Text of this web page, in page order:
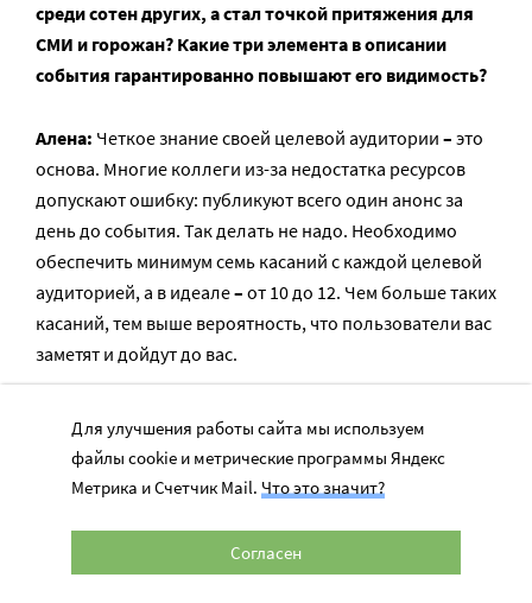
среди сотен других, а стал точкой притяжения для
СМИ и горожан? Какие три элемента в описании
события гарантированно повышают его видимость?
Алена: Четкое знание своей целевой аудитории – это
основа. Многие коллеги из-за недостатка ресурсов
допускают ошибку: публикуют всего один анонс за
день до события. Так делать не надо. Необходимо
обеспечить минимум семь касаний с каждой целевой
аудиторией, а в идеале– от 10 до 12. Чем больше таких
касаний, тем выше вероятность, что пользователи вас
заметят и дойдут до вас.
Вот как это работает на практике
Мария:Еще можно и нужно использовать нашу очень
Для улучшения работы сайта мы используем
файлы cookie и метрические программы Яндекс
Метрика и Счетчик Mail. Что это значит?
Согласен